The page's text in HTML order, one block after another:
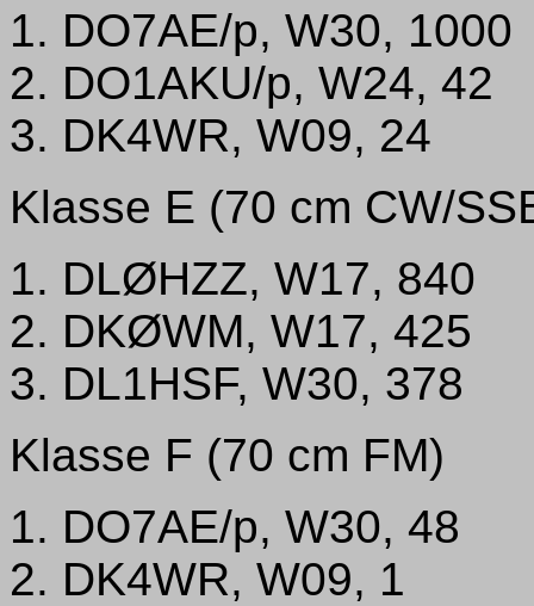
1. DO7AE/p, W30, 1000
2. DO1AKU/p, W24, 42
3. DK4WR, W09, 24
Klasse E (70 cm CW/
1. DLØHZZ, W17, 840
2. DKØWM, W17, 425
3. DL1HSF, W30, 378
Klasse F (70 cm FM)
1. DO7AE/p, W30, 48
2. DK4WR, W09, 1